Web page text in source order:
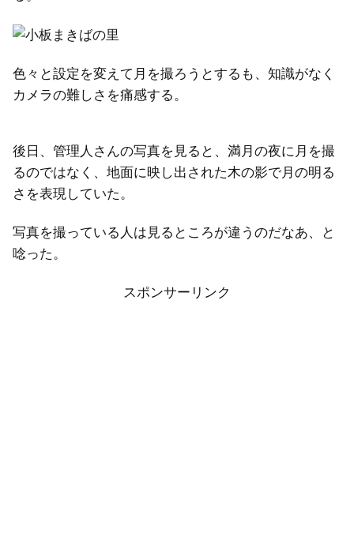
色々と設定を変えて月を撮ろうとするも、知識がなく
カメラの難しさを痛感する。
後日、管理人さんの写真を見ると、満月の夜に月を撮
るのではなく、地面に映し出された木の影で月の明る
さを表現していた。
写真を撮っている人は見るところが違うのだなあ、と
唸った。
スポンサーリンク